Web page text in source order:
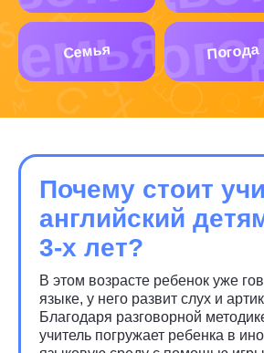
Семья Погода
Почему стоит
английский
3-х лет?
В этом возрасте ребенок уже
языке, у него развит слух и
Благодаря разговорной
учитель погружает ребенка в